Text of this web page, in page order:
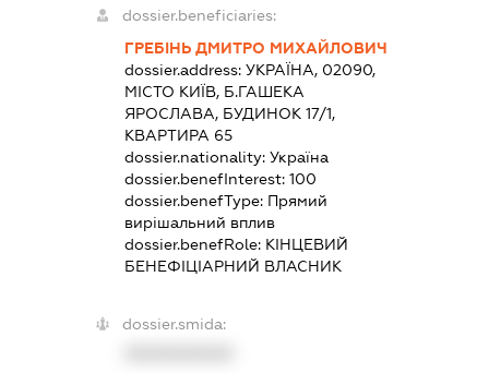
dossier.beneficiaries:
ГРЕБІНЬ ДМИТРО МИХАЙЛОВИЧ
dossier.address:УКРАЇНА, 02090,
МІСТО КИЇВ, Б.ГАШЕКА
ЯРОСЛАВА, БУДИНОК 17/1,
КВАРТИРА 65
dossier.nationality:Україна
dossier.benefInterest:100
dossier.benefType: Прямий
вирішальний вплив
dossier.benefRole: КІНЦЕВИЙ
БЕНЕФІЦІАРНИЙ ВЛАСНИК
dossier.smida: